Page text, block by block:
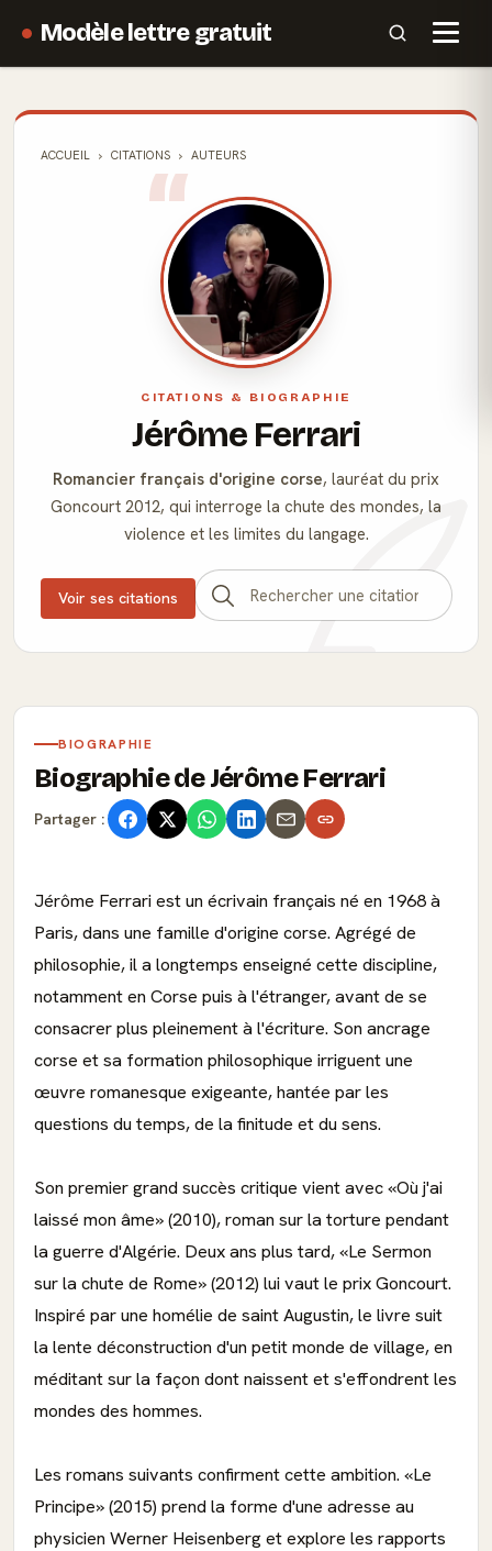
Modèle lettre gratuit
ACCUEIL CITATIONS AUTEURS
CITATIONS & BIOGRAPHIE
Jérôme Ferrari
Romancier français d'origine corse, lauréat du prix
Goncourt 2012, qui interroge la chute des mondes, la
violence et les limites du langage.
Voir ses citations
BIOGRAPHIE
Biographie de Jérôme Ferrari
Partager :
Jérôme Ferrari est un écrivain français né en 1968 à
Paris, dans une famille d'origine corse. Agrégé de
philosophie, il a longtemps enseigné cette discipline,
notamment en Corse puis à l'étranger, avant de se
consacrer plus pleinement à l'écriture. Son ancrage
corse et sa formation philosophique irriguent une
œuvre romanesque exigeante, hantée par les
questions du temps, de la finitude et du sens.
Son premier grand succès critique vient avec «Où j'ai
laissé mon âme» (2010), roman sur la torture pendant
la guerre d'Algérie. Deux ans plus tard, «Le Sermon
sur la chute de Rome» (2012) lui vaut le prix Goncourt.
Inspiré par une homélie de saint Augustin, le livre suit
la lente déconstruction d'un petit monde de village, en
méditant sur la façon dont naissent et s'effondrent les
mondes des hommes.
Les romans suivants confirment cette ambition. «Le
Principe» (2015) prend la forme d'une adresse au
physicien Werner Heisenberg et explore les rapports